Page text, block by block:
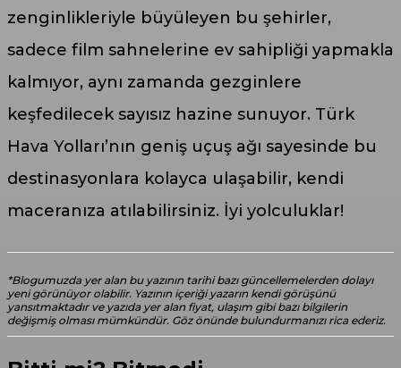
zenginlikleriyle büyüleyen bu şehirler,
sadece film sahnelerine ev sahipliği yapmakla
kalmıyor, aynı zamanda gezginlere
keşfedilecek sayısız hazine sunuyor. Türk
Hava Yolları’nın geniş uçuş ağı sayesinde bu
destinasyonlara kolayca ulaşabilir, kendi
maceranıza atılabilirsiniz. İyi yolculuklar!
*Blogumuzda yer alan bu yazının tarihi bazı güncellemelerden dolayı
yeni görünüyor olabilir. Yazının içeriği yazarın kendi görüşünü
yansıtmaktadır ve yazıda yer alan fiyat, ulaşım gibi bazı bilgilerin
değişmiş olması mümkündür. Göz önünde bulundurmanızı rica ederiz.